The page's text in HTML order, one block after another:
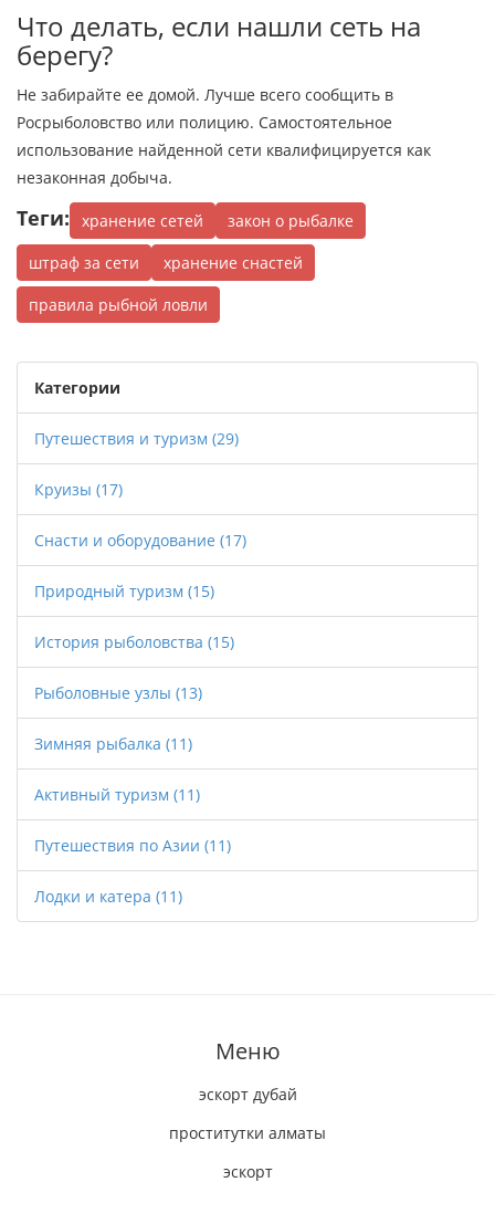
Что делать, если нашли сеть на
берегу?
Не забирайте ее домой. Лучше всего сообщить в
Росрыболовство или полицию. Самостоятельное
использование найденной сети квалифицируется как
незаконная добыча.
Теги: хранение сетей
закон о рыбалке
штраф за сети
хранение снастей
правила рыбной ловли
Категории
Путешествия и туризм (29)
Круизы (17)
Снасти и оборудование (17)
Природный туризм (15)
История рыболовства (15)
Рыболовные узлы (13)
Зимняя рыбалка (11)
Активный туризм (11)
Путешествия по Азии (11)
Лодки и катера (11)
Меню
эскорт дубай
проститутки алматы
эскорт